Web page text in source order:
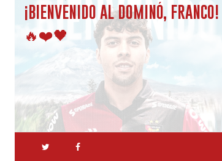
¡BIENVENIDO AL DOMINÓ, FRANCO!
🔥❤️🖤